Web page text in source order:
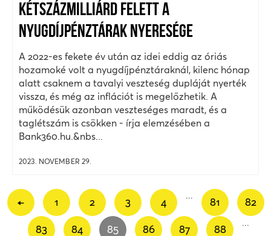
KÉTSZÁZMILLIÁRD FELETT A
NYUGDÍJPÉNZTÁRAK NYERESÉGE
A 2022-es fekete év után az idei eddig az óriás
hozamoké volt a nyugdíjpénztáraknál, kilenc hónap
alatt csaknem a tavalyi veszteség dupláját nyerték
vissza, és még az inflációt is megelőzhetik. A
működésük azonban veszteséges maradt, és a
taglétszám is csökken - írja elemzésében a
Bank360.hu.&nbs...
2023. NOVEMBER 29.
← 1 2 3 4 81 82
83 84 85 86 87 88